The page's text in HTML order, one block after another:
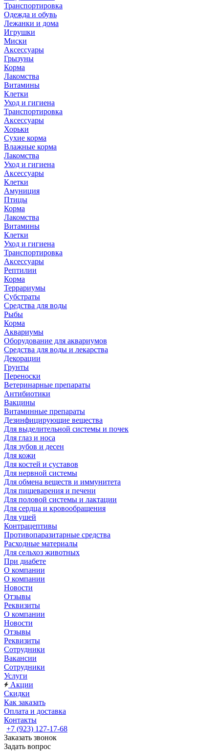
Транспортировка
Одежда и обувь
Лежанки и дома
Игрушки
Миски
Аксессуары
Грызуны
Корма
Лакомства
Витамины
Клетки
Уход и гигиена
Транспортировка
Аксессуары
Хорьки
Сухие корма
Влажные корма
Лакомства
Уход и гигиена
Аксессуары
Клетки
Амуниция
Птицы
Корма
Лакомства
Витамины
Клетки
Уход и гигиена
Транспортировка
Аксессуары
Рептилии
Корма
Террариумы
Субстраты
Средства для воды
Рыбы
Корма
Аквариумы
Оборудование для аквариумов
Средства для воды и лекарства
Декорации
Грунты
Переноски
Ветеринарные препараты
Антибиотики
Вакцины
Витаминные препараты
Дезинфицирующие вещества
Для выделительной системы и почек
Для глаз и носа
Для зубов и десен
Для кожи
Для костей и суставов
Для нервной системы
Для обмена веществ и иммунитета
Для пищеварения и печени
Для половой системы и лактации
Для сердца и кровообращения
Для ушей
Контрацептивы
Противопаразитарные средства
Расходные материалы
Для сельхоз животных
При диабете
О компании
О компании
Новости
Отзывы
Реквизиты
О компании
Новости
Отзывы
Реквизиты
Сотрудники
Вакансии
Сотрудники
Услуги
Акции
Скидки
Как заказать
Оплата и доставка
Контакты
+7 (923) 127-17-68
Заказать звонок
Задать вопрос